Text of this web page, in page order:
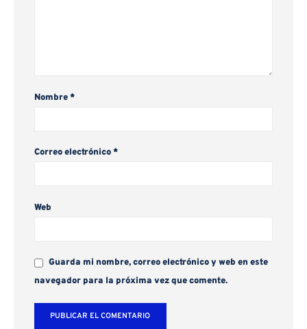
Nombre*
Correo electrónico*
Web
Guarda mi nombre, correo electrónico y web en este
navegador para la próxima vez que comente.